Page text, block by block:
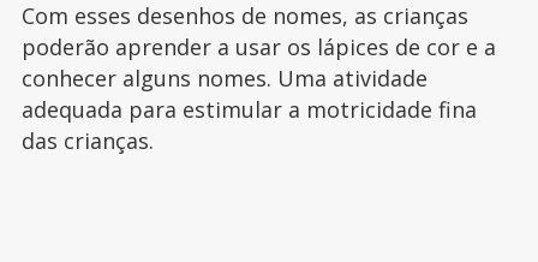
Com esses desenhos de nomes, as crianças
poderão aprender a usar os lápices de cor e a
conhecer alguns nomes. Uma atividade
adequada para estimular a motricidade fina
das crianças.